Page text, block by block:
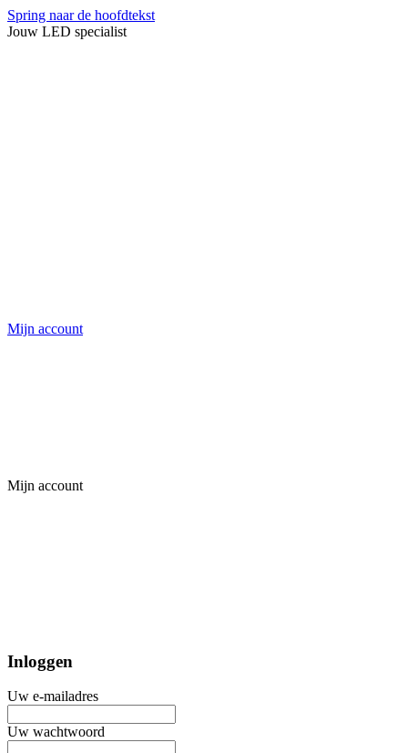
Spring naar de hoofdtekst
Jouw LED specialist
Mijn account
Mijn account
Inloggen
Uw e-mailadres
Uw wachtwoord